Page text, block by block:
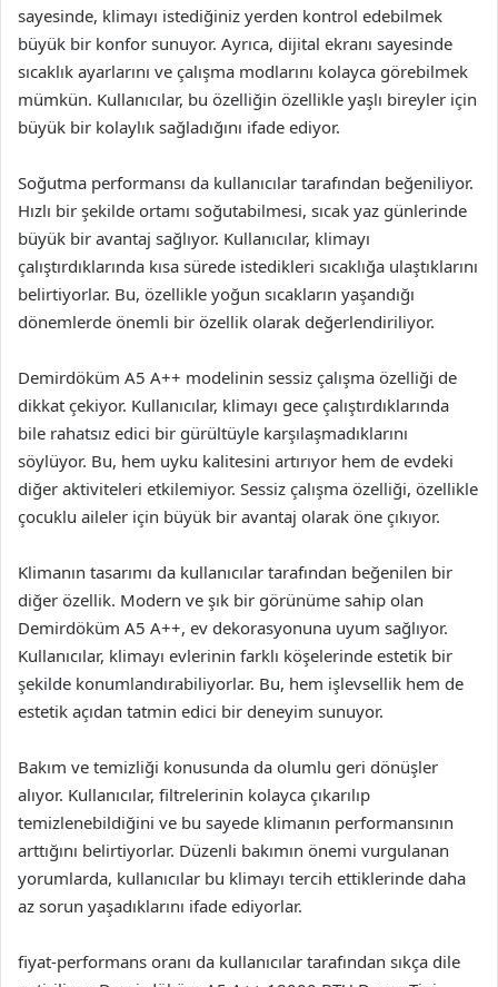
sayesinde, klimayı istediğiniz yerden kontrol edebilmek
büyük bir konfor sunuyor. Ayrıca, dijital ekranı sayesinde
sıcaklık ayarlarını ve çalışma modlarını kolayca görebilmek
mümkün. Kullanıcılar, bu özelliğin özellikle yaşlı bireyler için
büyük bir kolaylık sağladığını ifade ediyor.
Soğutma performansı da kullanıcılar tarafından beğeniliyor.
Hızlı bir şekilde ortamı soğutabilmesi, sıcak yaz günlerinde
büyük bir avantaj sağlıyor. Kullanıcılar, klimayı
çalıştırdıklarında kısa sürede istedikleri sıcaklığa ulaştıklarını
belirtiyorlar. Bu, özellikle yoğun sıcakların yaşandığı
dönemlerde önemli bir özellik olarak değerlendiriliyor.
Demirdöküm A5 A++ modelinin sessiz çalışma özelliği de
dikkat çekiyor. Kullanıcılar, klimayı gece çalıştırdıklarında
bile rahatsız edici bir gürültüyle karşılaşmadıklarını
söylüyor. Bu, hem uyku kalitesini artırıyor hem de evdeki
diğer aktiviteleri etkilemiyor. Sessiz çalışma özelliği, özellikle
çocuklu aileler için büyük bir avantaj olarak öne çıkıyor.
Klimanın tasarımı da kullanıcılar tarafından beğenilen bir
diğer özellik. Modern ve şık bir görünüme sahip olan
Demirdöküm A5 A++, ev dekorasyonuna uyum sağlıyor.
Kullanıcılar, klimayı evlerinin farklı köşelerinde estetik bir
şekilde konumlandırabiliyorlar. Bu, hem işlevsellik hem de
estetik açıdan tatmin edici bir deneyim sunuyor.
Bakım ve temizliği konusunda da olumlu geri dönüşler
alıyor. Kullanıcılar, filtrelerinin kolayca çıkarılıp
temizlenebildiğini ve bu sayede klimanın performansının
arttığını belirtiyorlar. Düzenli bakımın önemi vurgulanan
yorumlarda, kullanıcılar bu klimayı tercih ettiklerinde daha
az sorun yaşadıklarını ifade ediyorlar.
fiyat-performans oranı da kullanıcılar tarafından sıkça dile